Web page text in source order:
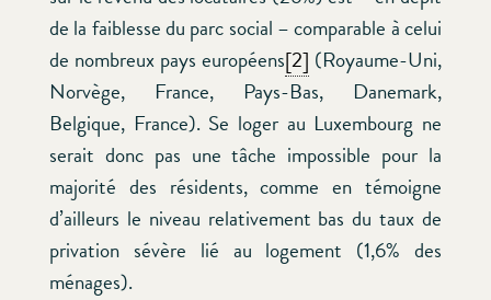
de la faiblesse du parc social – comparable à celui
de nombreux pays européens[2] (Royaume-Uni,
Norvège, France, Pays-Bas, Danemark,
Belgique, France). Se loger au Luxembourg ne
serait donc pas une tâche impossible pour la
majorité des résidents, comme en témoigne
d’ailleurs le niveau relativement bas du taux de
privation sévère lié au logement (1,6% des
ménages).